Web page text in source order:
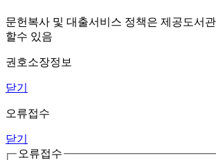
문헌복사 및 대출서비스 정책은 제공도서
할수 있음
권호소장정보
닫기
오류접수
닫기
오류접수